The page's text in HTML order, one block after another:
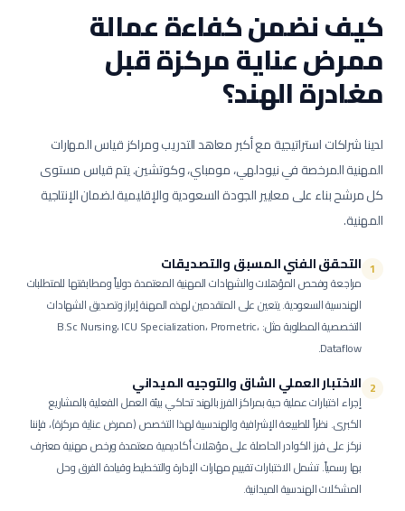
كيف نضمن كفاءة عمالة
ممرض عناية مركزةقبل
مغادرة الهند؟
لدينا شراكات استراتيجية مع أكبر معاهد التدريب ومراكز قياس المهارات
المهنية المرخصة في نيودلهي، مومباي، وكوتشين. يتم قياس مستوى
كل مرشح بناء على معايير الجودة السعودية والإقليمية لضمان الإنتاجية
المهنية.
1 التحقق الفني المسبق والتصديقات
مراجعة وفحص المؤهلات والشهادات المهنية المعتمدة دولياً ومطابقتها للمتطلبات
الهندسية السعودية.يتعين على المتقدمين لهذه المهنة إبراز وتصديق الشهادات
التخصصية المطلوبة مثل: B.Sc Nursing، ICU Specialization، Prometric،
Dataflow.
2 الاختبار العملي الشاق والتوجيه الميداني
إجراء اختبارات عملية حية بمراكز الفرز بالهند تحاكي بيئة العمل الفعلية بالمشاريع
الكبرى. نظراً للطبيعة الإشرافية والهندسية لهذا التخصص (ممرض عناية مركزة)، فإننا
نركز على فرز الكوادر الحاصلة على مؤهلات أكاديمية معتمدة ورخص مهنية معترف
بها رسمياً. تشمل الاختبارات تقييم مهارات الإدارة والتخطيط وقيادة الفرق وحل
المشكلات الهندسية الميدانية.